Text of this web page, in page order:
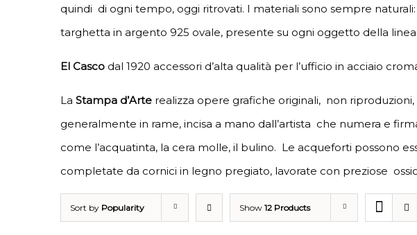
quindi di ogni tempo, oggi ritrovati. I materiali sono sempre
targhetta in argento 925 ovale, presente su ogni oggetto della linea.
El Casco dal 1920 accessori d’alta qualità per l’ufficio in acciaio
La Stampa d’Arte realizza opere grafiche originali, non
generalmente in rame, incisa a mano dall’artista che numera e
come l’acquatinta, la cera molle, il bulino. Le acqueforti possono
completate da cornici in legno pregiato, lavorate con preziose
Sort by Popularity Show 12 Products